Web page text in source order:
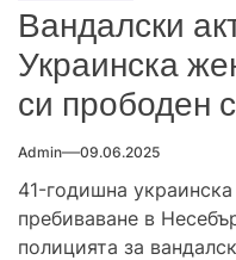
Вандалски
Украинска
си прободен
Admin 09.06.2025
41-годишна
пребиваване в
полицията за